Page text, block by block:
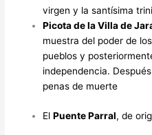
virgen y la santísima
Picota de la Villa de
muestra del poder de
pueblos y
independencia.
penas de muerte
ElPuente Parral, de